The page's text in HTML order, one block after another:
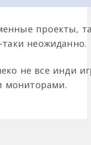
проекты,
таки неожиданно.
не все инди
мониторами.